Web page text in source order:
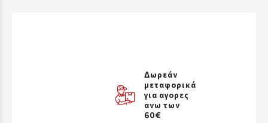
Δωρεάν
μεταφορικά
για αγορες
ανω των
60€